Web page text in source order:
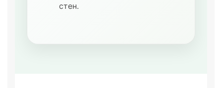
стен.